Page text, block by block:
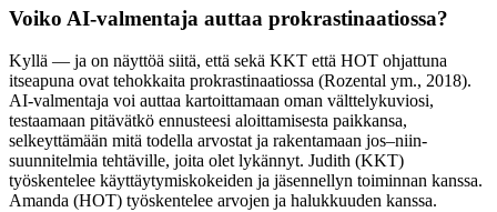
Voiko AI-valmentaja auttaa prokrastinaatiossa?
Kyllä — ja on näyttöä siitä, että sekä KKT että HOT ohjattuna
itseapuna ovat tehokkaita prokrastinaatiossa (Rozental ym., 2018).
AI-valmentaja voi auttaa kartoittamaan oman välttelykuviosi,
testaamaan pitävätkö ennusteesi aloittamisesta paikkansa,
selkeyttämään mitä todella arvostat ja rakentamaan jos–niin-
suunnitelmia tehtäville, joita olet lykännyt. Judith (KKT)
työskentelee käyttäytymiskokeiden ja jäsennellyn toiminnan kanssa.
Amanda (HOT) työskentelee arvojen ja halukkuuden kanssa.